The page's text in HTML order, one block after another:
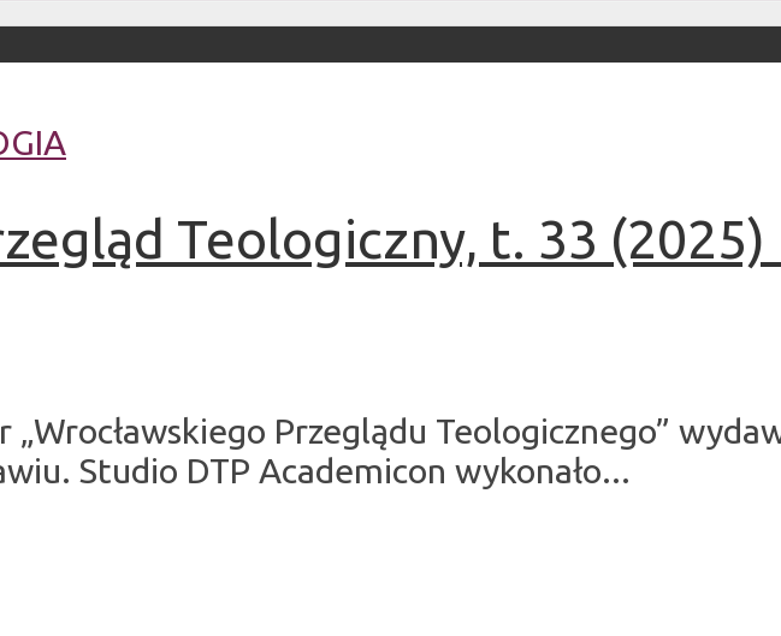
Teologiczny, t. 33 (2025)
„Wrocławskiego Przeglądu Teologicznego”
Studio DTP Academicon wykonało...